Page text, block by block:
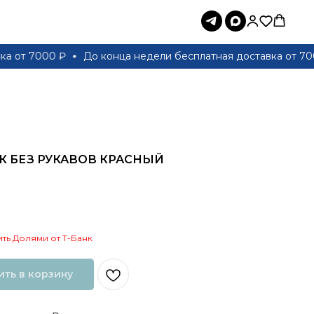
7000 ₽ До конца недели бесплатная доставка от 7000 ₽
БЕЗ РУКАВОВ КРАСНЫЙ
Долями от Т-Банк
в корзину